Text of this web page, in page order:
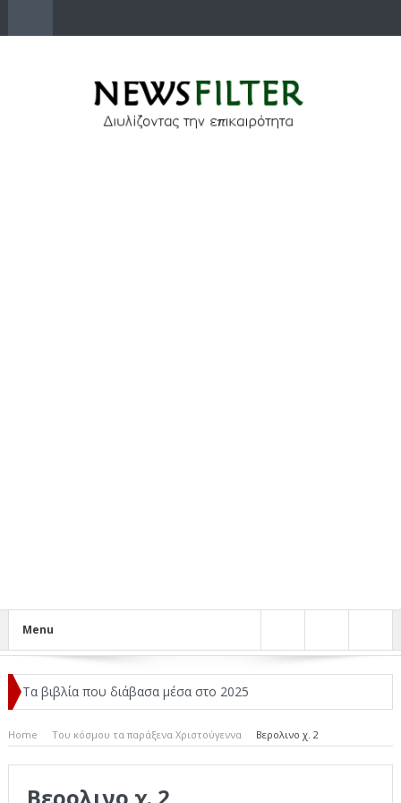
Menu
Τα βιβλία που διάβασα μέσα στο 2025
Σπιρτόκουτο: η απόλυτη αντισυμβατική καλοκαιρινή ταινία
Home Του κόσμου τα παράξενα Χριστούγεννα Βερολινο χ. 2